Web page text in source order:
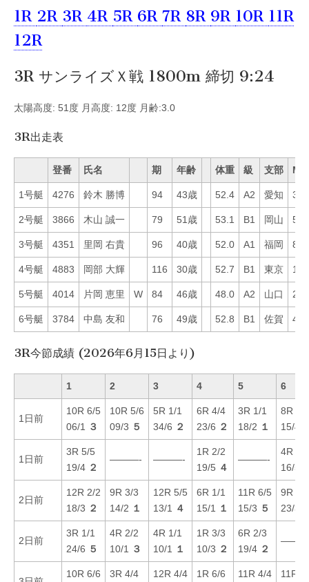
1R 2R 3R 4R 5R 6R 7R 8R 9R 10R 11R
12R
3R サンライズＸ戦 1800m 締切 9:24
太陽高度: 51度 月高度: 12度 月齢:3.0
3R出走表
登番 氏名 期 年齢 体重 級 支部 Mo
1号艇 4276 鈴木 勝博 94 43歳 52.4 A2 愛知 31
2号艇 3866 木山 誠一 79 51歳 53.1 B1 岡山 59
3号艇 4351 里岡 右貴 96 40歳 52.0 A1 福岡 8
4号艇 4883 岡部 大輝 116 30歳 52.7 B1 東京 18
5号艇 4014 片岡 恵里 W 84 46歳 48.0 A2 山口 25
6号艇 3784 中島 友和 76 49歳 52.8 B1 佐賀 42
3R今節成績 (2026年6月15日より)
1 2 3 4 5 6
1日前
10R 6/5
06/1
３
10R 5/6
09/3 ５
5R 1/1
34/6 ２
6R 4/4
23/6 ２
3R 1/1
18/2 １
8R 4/4
15/4
1日前
3R 5/5
19/4 ２
———- ———-
1R 2/2
19/5 ４
———-
4R 5/5
16/5
2日前
12R 2/2
18/3 ２
9R 3/3
14/2 １
12R 5/5
13/1
４
6R 1/1
15/1
１
11R 6/5
15/3 ５
9R 1/1
23/3
2日前
3R 1/1
24/6 ５
4R 2/2
10/1
３
4R 1/1
10/1
１
1R 3/3
10/3 ２
6R 2/3
19/4 ２
10R 6/6
3R 4/4
12R 4/4
1R 6/6
11R 4/4
11R